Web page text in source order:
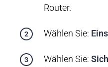
Router.
Wählen Sie:
Wählen Sie: